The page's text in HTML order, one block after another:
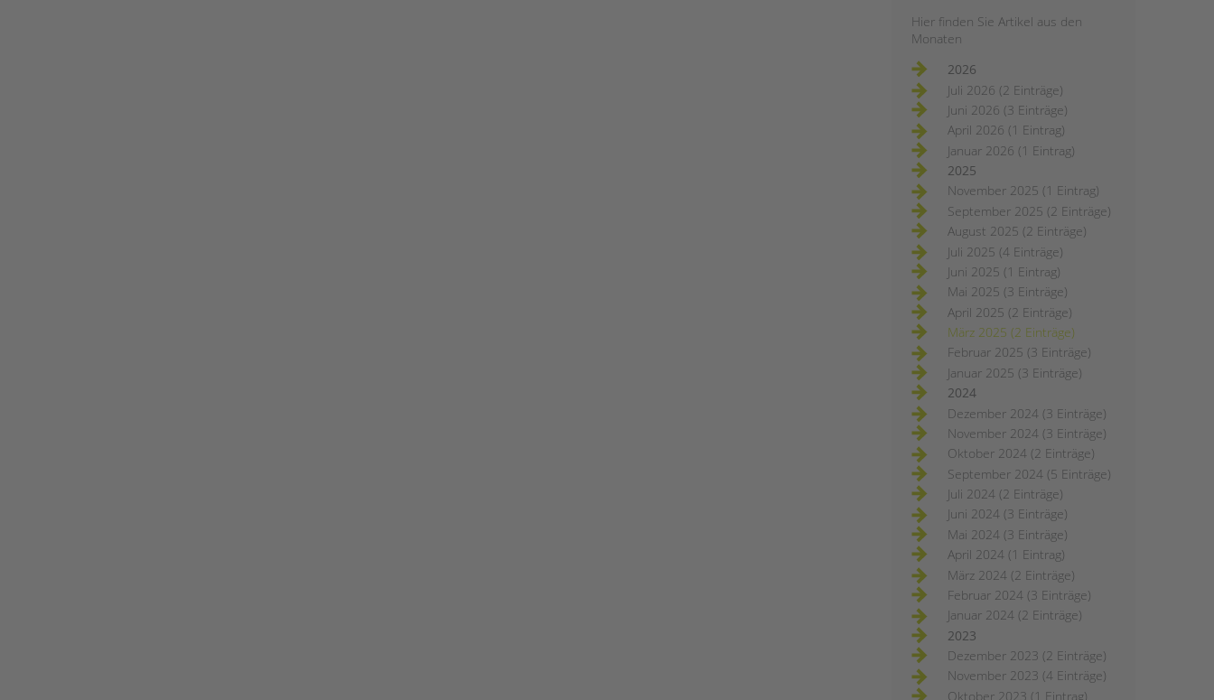
Hier finden Sie Artikel aus den
Monaten
2026
Juli 2026 (2 Einträge)
Juni 2026 (3 Einträge)
April 2026 (1 Eintrag)
Januar 2026 (1 Eintrag)
2025
November 2025 (1 Eintrag)
September 2025 (2 Einträge)
August 2025 (2 Einträge)
Juli 2025 (4 Einträge)
Juni 2025 (1 Eintrag)
Mai 2025 (3 Einträge)
April 2025 (2 Einträge)
März 2025 (2 Einträge)
Februar 2025 (3 Einträge)
Januar 2025 (3 Einträge)
2024
Dezember 2024 (3 Einträge)
November 2024 (3 Einträge)
Oktober 2024 (2 Einträge)
September 2024 (5 Einträge)
Juli 2024 (2 Einträge)
Juni 2024 (3 Einträge)
Mai 2024 (3 Einträge)
April 2024 (1 Eintrag)
März 2024 (2 Einträge)
Februar 2024 (3 Einträge)
Januar 2024 (2 Einträge)
2023
Dezember 2023 (2 Einträge)
November 2023 (4 Einträge)
Oktober 2023 (1 Eintrag)